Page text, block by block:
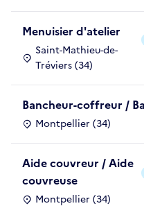
Menuisier d'atelier
Saint-Mathieu-de-
Tréviers (34)
Bancheur-coffreur /
Montpellier (34)
Aide couvreur / Aide
couvreuse
Montpellier (34)